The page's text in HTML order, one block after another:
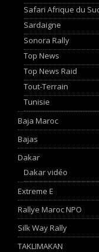
Safari Afrique du
Sardaigne
Sonora Rally
Top News
Top News Raid
Tout-Terrain
Tunisie
Baja Maroc
Bajas
Dakar
Dakar vidéo
Extreme E
Rallye Maroc NPO
Silk Way Rally
TAKLIMAKAN